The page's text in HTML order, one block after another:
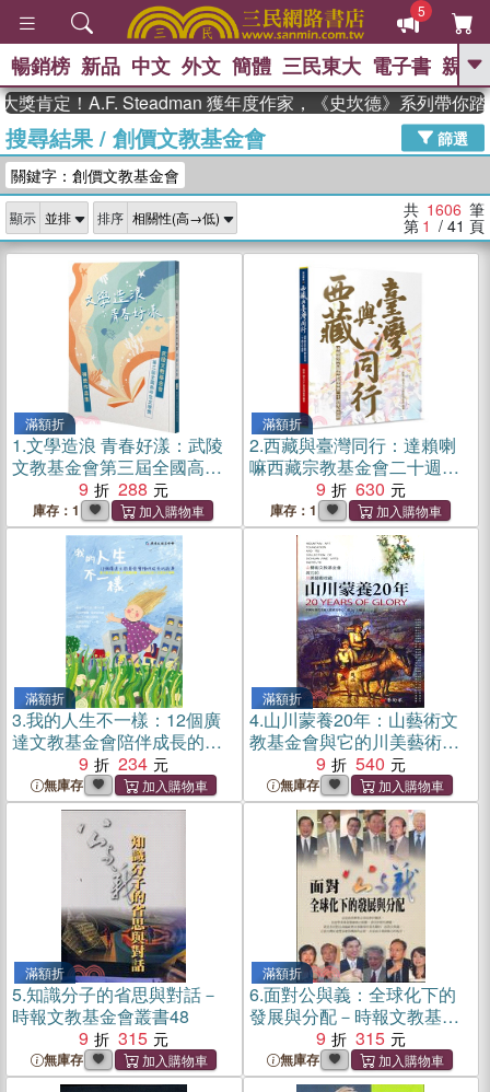
5
GO
熱搜： 東野圭吾 高希均教授回憶錄
、 The Odyssey 、 父親節 、 如果歷
獎 臺灣漫遊錄 、 方念華 、 台灣的李
登輝時代
數學女孩：黎曼猜想 、
偉大的迷走神經
暢銷榜 新品 中文 外文 簡體 三民東大 電子書 親子
A.F. Steadman 獲年度作家，《史坎德》系列帶你踏上熱血
搜尋結果/ 創價文教基金會
篩選
關鍵字：創價文教基金會
顯示 排序 共 1606 筆
第 1 / 41 頁
滿額折
1.文學造浪 青春好漾：武陵
文教基金會第三屆全國高中
生文學獎得獎作品集
9 288
庫存：1
滿額折
2.西藏與臺灣同行：達賴喇
嘛西藏宗教基金會二十週年
9 630
庫存：1
滿額折
3.我的人生不一樣：12個廣
達文教基金會陪伴成長的故
9 234
無庫存
滿額折
4.山川蒙養20年：山藝術文
教基金會與它的川美藝術收
9 540
無庫存
滿額折
5.知識分子的省思與對話－
時報文教基金會叢書48
9
315
無庫存
滿額折
6.面對公與義：全球化下的
發展與分配－時報文教基金
9 315
無庫存